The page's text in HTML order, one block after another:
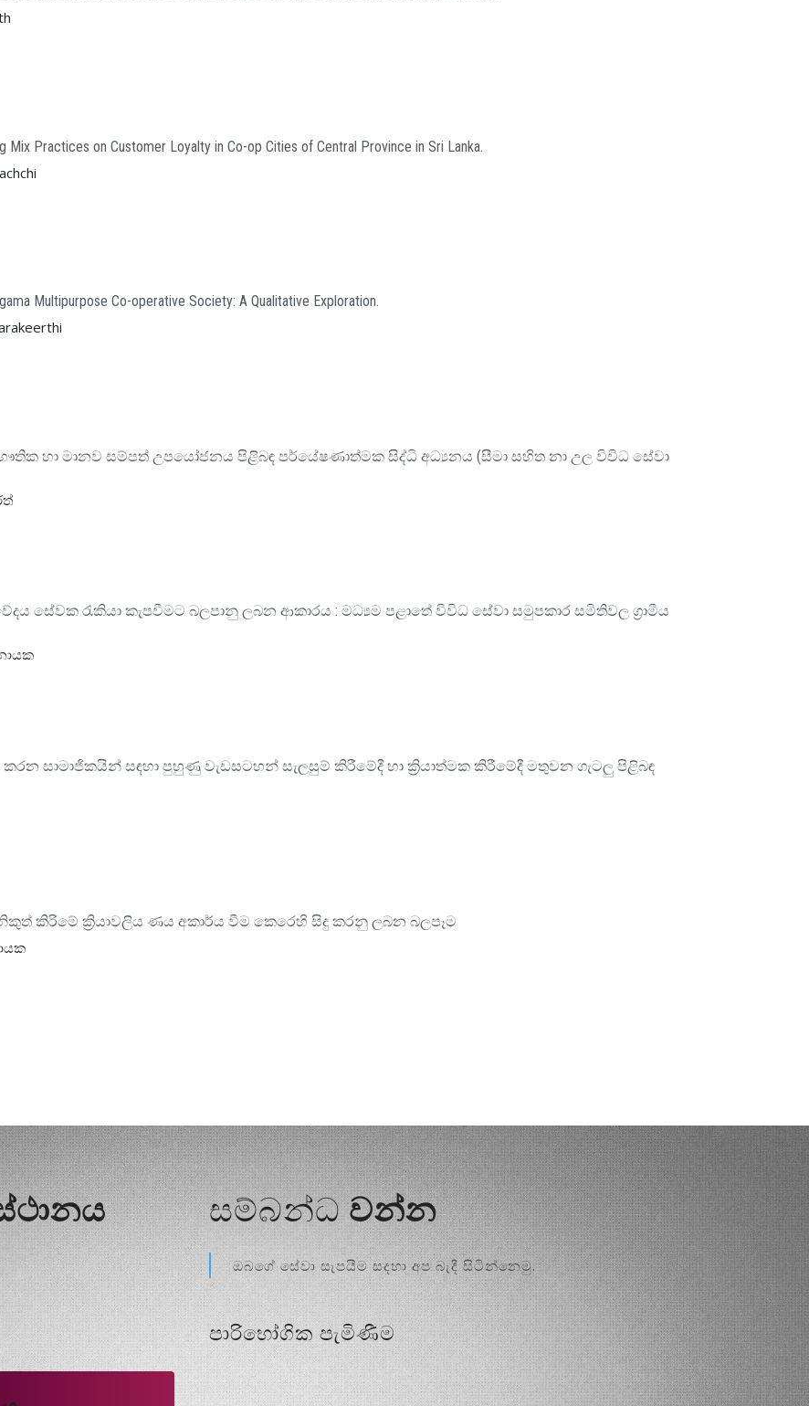
Practices on Customer Loyalty in Co-op Cities of Central Province in Sri Lanka.
Multipurpose Co-operative Society: A Qualitative Exploration.
හා මානව සම්පත් උපයෝජනය පිළිබඳ පර්යේෂණාත්මක සිද්ධි අධ්‍යනය (සීමා සහිත නා උල විවිධ සේවා
සේවක රැකියා කැපවීමට බලපානු ලබන ආකාරය : මධ්‍යම පළාතේ විවිධ සේවා සමුපකාර සමිතිවල ග්‍රාමීය
සාමාජිකයින් සඳහා පුහුණු වැඩසටහන් සැලසුම් කිරීමේදී හා ක්‍රියාත්මක කිරීමේදී මතුවන ගැටලු පිළිබඳ
කිරිමේ ක්‍රියාවලිය ණය අකාර්ය වීම කෙරෙහි සිදු කරනු ලබන බලපෑම
සම්බන්ධවන්න
ඔබගේ සේවා සැපයීම සදහා අප බැදී සිටින්නෙමු.
පාරිභෝගික පැමිණීම